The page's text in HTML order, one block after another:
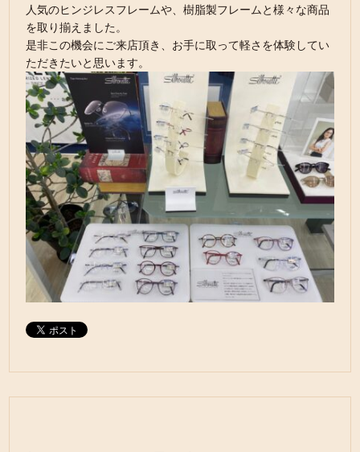
人気のヒンジレスフレームや、樹脂製フレームと様々な商品
を取り揃えました。
是非この機会にご来店頂き、お手に取って軽さを体験してい
ただきたいと思います。